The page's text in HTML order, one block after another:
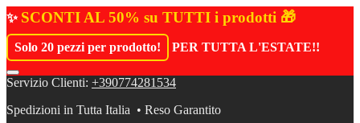
✨ SCONTI AL 50% su TUTTI i prodotti 🎁
Solo 20 pezzi per prodotto! PER TUTTA L'ESTATE!!
Servizio Clienti: +390774281534
Spedizioni in Tutta Italia • Reso Garantito